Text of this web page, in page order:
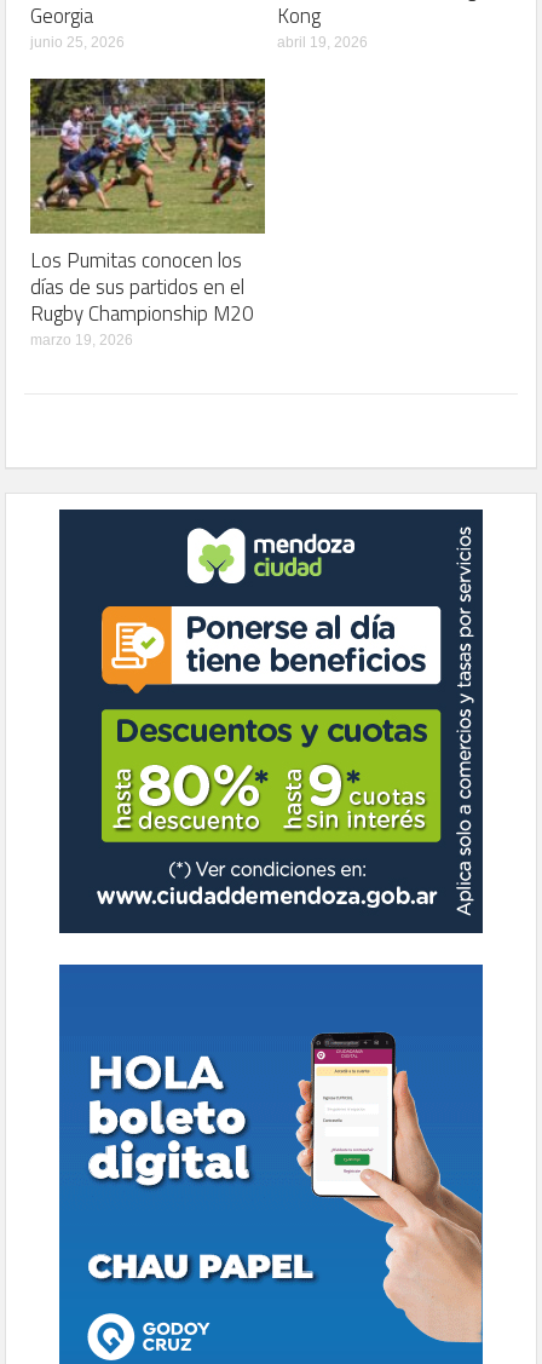
Georgia
junio 25, 2026
Kong
abril 19, 2026
Los Pumitas conocen los
días de sus partidos en el
Rugby Championship M20
marzo 19, 2026